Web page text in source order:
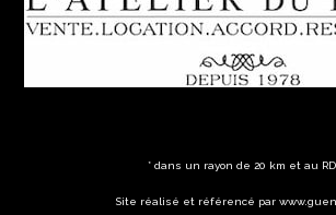
* dans un rayon de 20 km et au
Site réalisé et référencé par